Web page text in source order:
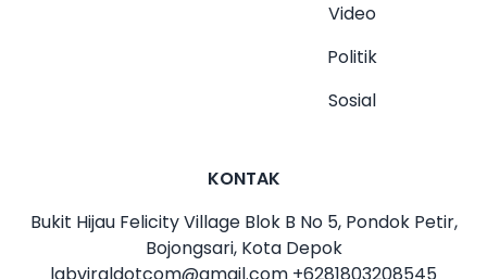
Video
Politik
Sosial
KONTAK
Bukit Hijau Felicity Village Blok B No 5, Pondok Petir,
Bojongsari, Kota Depok